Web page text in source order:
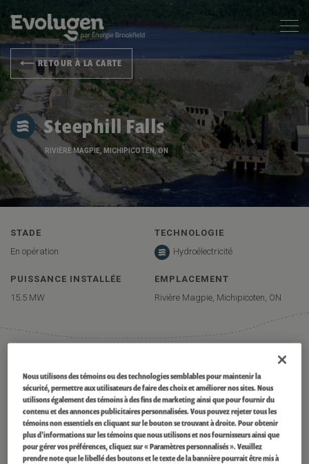
RETOUR À LA CARTE
Steephill Falls
RIVIÈRE MAGPIE, MICHIPICOTEN, ON
STADE
En opération
TECHNOLOGIE
Hydroélectricité
PUISSANCE INSTALLÉE
15.5 MW
EMPLACEMENT
Rivière Magpie, Michipicoten, ON
Le barrage Steephill Falls est certifié et porte la marque UL 2854 – (2010)
comme un produit de l’électricité renouvelable à faible impact. Dans la
gestion de notre portefeuille, nous avons collaboré avec ECOLOGO®en vue
de certifier le barrage Steephill Falls ainsi que 21 autres barrages
hydroélectriques. Selon le programme ECOLOGO®, l’énergie que nous
produisons est certifiée comme un produit de l’électricité renouvelable à
Nous utilisons des témoins ou des technologies semblables pour maintenir la
sécurité, permettre aux utilisateurs de faire des choix et améliorer nos sites. Nous
utilisons également des témoins à des fins de marketing ainsi que pour fournir du
contenu et des annonces publicitaires personnalisées. Vous pouvez rejeter tous les
témoins non essentiels en cliquant sur le bouton se trouvant à droite. Pour obtenir
plus d’informations sur les témoins que nous utilisons et nos fournisseurs ainsi que
pour gérer vos préférences, cliquez sur « Paramètres personnalisés ». Veuillez
prendre note que le libellé des boutons et le texte de la bannière pourrait être mis à